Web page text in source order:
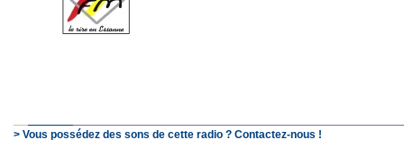
> Vous possédez des sons de cette radio ? Contactez-nous !